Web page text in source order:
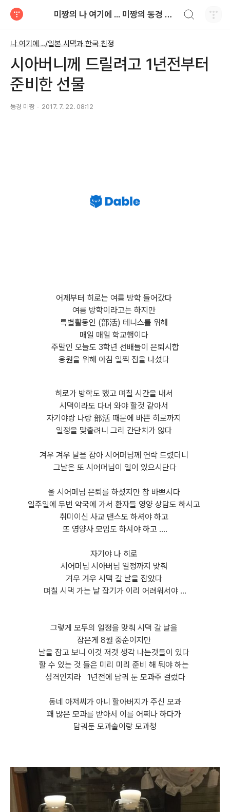
미짱의 나 여기에 ... 미짱의 동경 생활
나 여기에 ../일본 시댁과 한국 친정
시아버니께 드릴려고 1년전부터
준비한 선물
동경 미짱 2017. 7. 22. 08:12
어제부터 히로는 여름 방학 들어갔다
여름 방학이라고는 하지만
특별활동인 (部活) 테니스를 위해
매일 매일 학교행이다
주말인 오늘도 3학년 선배들이 은퇴시합
응원을 위해 아침 일찍 집을 나섰다
히로가 방학도 했고 며칠 시간을 내서
시댁이라도 다녀 와야 할것 같아서
자기야랑 나랑 部活 때문에 바쁜 히로까지
일정을 맞출려니 그리 간단치가 않다
겨우 겨우 날을 잡아 시어머님께 연락 드렸더니
그날은 또 시어머님이 일이 있으시단다
울 시어머님 은퇴를 하셨지만 참 바쁘시다
일주일에 두번 약국에 가서 환자들 영양 상담도 하시고
취미이신 사교 댄스도 하셔야 하고
또 영양사 모임도 하셔야 하고 ....
자기야 나 히로
시어머님 시아버님 일정까지 맞춰
겨우 겨우 시댁 갈 날을 잡았다
며칠 시댁 가는 날 잡기가 이리 어려워서야 ...
그렇게 모두의 일정을 맞춰 시댁 갈 날을
잡은게 8월 중순이지만
날을 잡고 보니 이것 저것 생각 나는것들이 있다
할 수 있는 것 들은 미리 미리 준비 해 둬야 하는
성격인지라
1년전에 담궈 둔 모과주 걸렀다
동네 아저씨가 아니 할아버지가 주신 모과
꽤 많은 모과를 받아서 이를 어쩌나 하다가
담궈둔 모과술이랑 모과청